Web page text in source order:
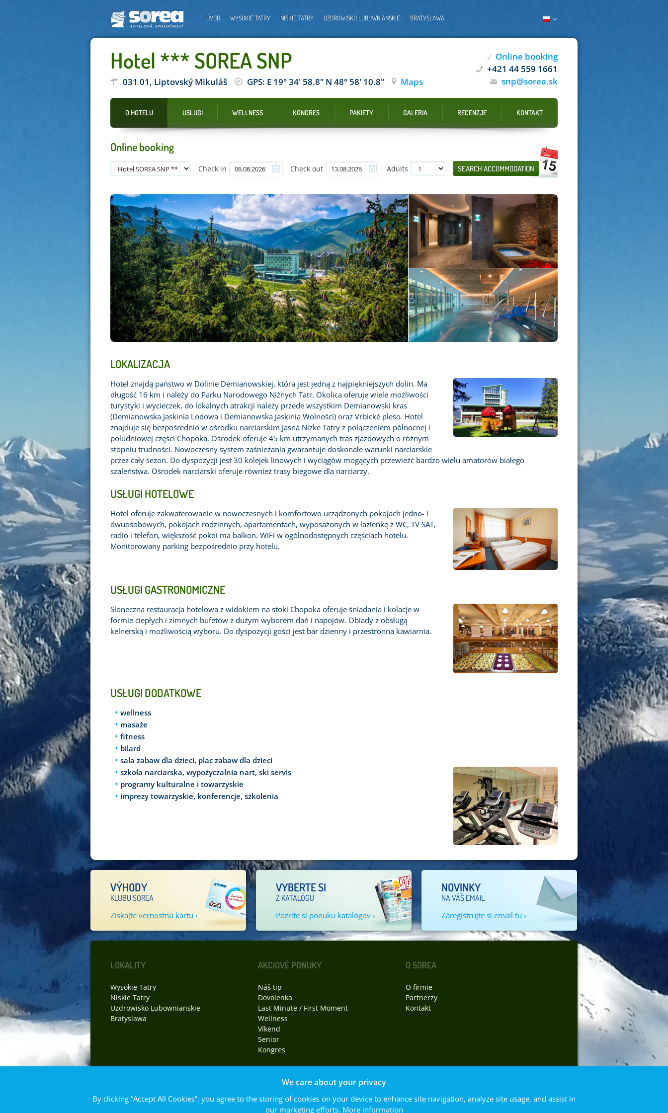
ÚVOD WYSOKIE TATRY NISKIE TATRY UZDROWISKO LUBOWNIANSKIE BRATYSLAWA
Hotel *** SOREA SNP
031 01, Liptovský Mikuláš GPS: E 19° 34' 58.8" N 48° 58' 10.8" Maps
✓ Online booking
+421 44 559 1661
snp@sorea.sk
O HOTELU USLUGI WELLNESS KONGRES PAKIETY GALERIA RECENZJE KONTAKT
Online booking
Check in Check out Adults SEARCH ACCOMMODATION
LOKALIZACJA
Hotel znajdą państwo w Dolinie Demianowskiej, która jest jedną z najpiękniejszych dolin. Ma
długość 16 km i należy do Parku Narodowego Niżnych Tatr. Okolica oferuje wiele możliwości
turystyki i wycieczek, do lokalnych atrakcji należy przede wszystkim Demianowski kras
(Demianowska Jaskinia Lodowa i Demianowska Jaskinia Wolności) oraz Vrbické pleso. Hotel
znajduje się bezpośrednio w ośrodku narciarskim Jasná Nízke Tatry z połączeniem północnej i
południowej części Chopoka. Ośrodek oferuje 45 km utrzymanych tras zjazdowych o różnym
stopniu trudności. Nowoczesny system zaśnieżania gwarantuje doskonałe warunki narciarskie
przez cały sezon. Do dyspozycji jest 30 kolejek linowych i wyciągów mogących przewieźć bardzo wielu amatorów białego
szaleństwa. Ośrodek narciarski oferuje również trasy biegowe dla narciarzy.
USŁUGI HOTELOWE
Hotel oferuje zakwaterowanie w nowoczesnych i komfortowo urządzonych pokojach jedno- i
dwuosobowych, pokojach rodzinnych, apartamentach, wyposażonych w łazienkę z WC, TV SAT,
radio i telefon, większość pokoi ma balkon. WiFi w ogólnodostępnych częściach hotelu.
Monitorowany parking bezpośrednio przy hotelu.
USŁUGI GASTRONOMICZNE
Słoneczna restauracja hotelowa z widokiem na stoki Chopoka oferuje śniadania i kolacje w
formie ciepłych i zimnych bufetów z dużym wyborem dań i napojów. Obiady z obsługą
kelnerską i możliwością wyboru. Do dyspozycji gości jest bar dzienny i przestronna kawiarnia.
USŁUGI DODATKOWE
wellness
masaże
fitness
bilard
sala zabaw dla dzieci, plac zabaw dla dzieci
szkoła narciarska, wypożyczalnia nart, ski servis
programy kulturalne i towarzyskie
imprezy towarzyskie, konferencje, szkolenia
VÝHODY
KLUBU SOREA
Získajte vernostnú kartu ›
VYBERTE SI
Z KATALÓGU
Pozrite si ponuku katalógov ›
NOVINKY
NA VÁŠ EMAIL
Zaregistrujte si email tu ›
LOKALITY
Wysokie Tatry
Niskie Tatry
Uzdrowisko Lubownianskie
Bratyslawa
AKCIOVÉ PONUKY
Náš tip
Dovolenka
Last Minute / First Moment
Wellness
Víkend
Senior
Kongres
O SOREA
O firmie
Partnerzy
Kontakt
Mapa stránok|Právne informácie
We care about your privacy
By clicking “Accept All Cookies”, you agree to the storing of cookies on your device to enhance site navigation, analyze site usage, and assist in
our marketing efforts. More information